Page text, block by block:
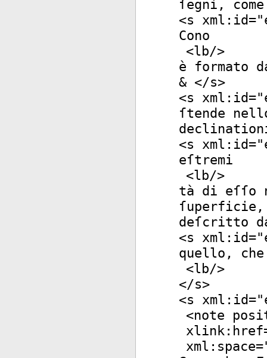
ſegni,
<s xml:id="
Cono
<lb/>
è formato
& </s>
<s xml:id="
ſtende
<s xml:id="
eſtremi
<lb/>
tà di eſſo
ſuperficie,
deſcritto
<s xml:id="
quello,
<lb/>
</s>
<s xml:id="
<note
xlink:href
xml:space